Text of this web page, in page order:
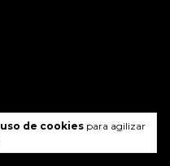
de cookies para agilizar